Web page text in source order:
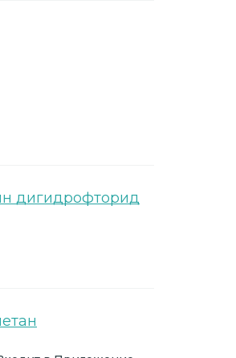
дигидрофторид